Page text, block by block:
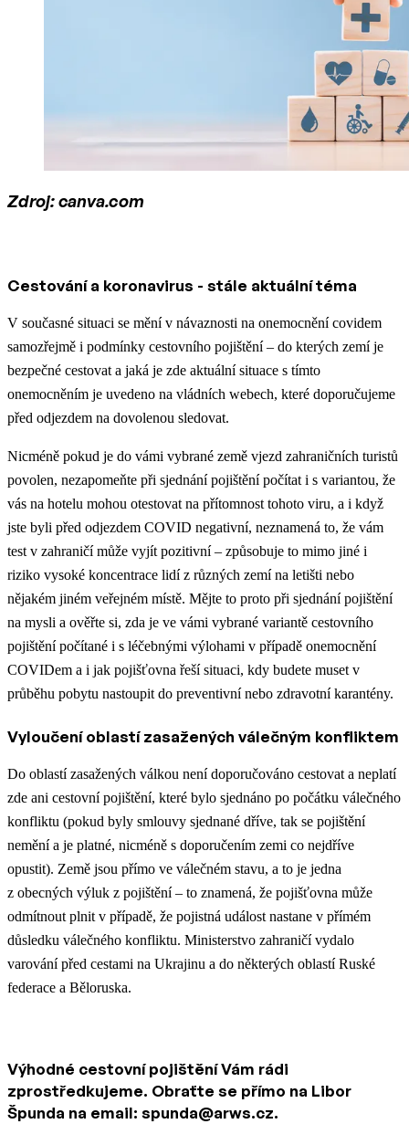
Zdroj: canva.com
Cestování a koronavirus - stále aktuální téma
V současné situaci se mění v návaznosti na onemocnění covidem
samozřejmě i podmínky cestovního pojištění – do kterých zemí je
bezpečné cestovat a jaká je zde aktuální situace s tímto
onemocněním je uvedeno na vládních webech, které doporučujeme
před odjezdem na dovolenou sledovat.
Nicméně pokud je do vámi vybrané země vjezd zahraničních turistů
povolen, nezapomeňte při sjednání pojištění počítat i s variantou, že
vás na hotelu mohou otestovat na přítomnost tohoto viru, a i když
jste byli před odjezdem COVID negativní, neznamená to, že vám
test v zahraničí může vyjít pozitivní – způsobuje to mimo jiné i
riziko vysoké koncentrace lidí z různých zemí na letišti nebo
nějakém jiném veřejném místě. Mějte to proto při sjednání pojištění
na mysli a ověřte si, zda je ve vámi vybrané variantě cestovního
pojištění počítané i s léčebnými výlohami v případě onemocnění
COVIDem a i jak pojišťovna řeší situaci, kdy budete muset v
průběhu pobytu nastoupit do preventivní nebo zdravotní karantény.
Vyloučení oblastí zasažených válečným konfliktem
Do oblastí zasažených válkou není doporučováno cestovat a neplatí
zde ani cestovní pojištění, které bylo sjednáno po počátku válečného
konfliktu (pokud byly smlouvy sjednané dříve, tak se pojištění
nemění a je platné, nicméně s doporučením zemi co nejdříve
opustit). Země jsou přímo ve válečném stavu, a to je jedna
z obecných výluk z pojištění – to znamená, že pojišťovna může
odmítnout plnit v případě, že pojistná událost nastane v přímém
důsledku válečného konfliktu. Ministerstvo zahraničí vydalo
varování před cestami na Ukrajinu a do některých oblastí Ruské
federace a Běloruska.
Výhodné cestovní pojištění Vám rádi
zprostředkujeme. Obraťte se přímo na Libor
Špunda na email: spunda@arws.cz.